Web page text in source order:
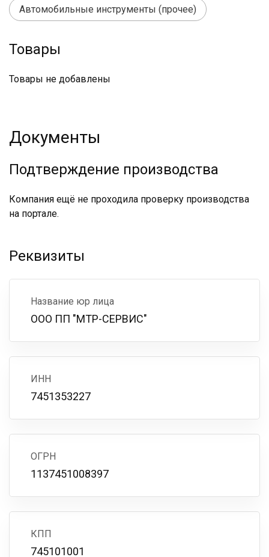
Автомобильные инструменты (прочее)
Товары
Товары не добавлены
Документы
Подтверждение производства
Компания ещё не проходила проверку производства
на портале.
Реквизиты
Название юр лица
ООО ПП "МТР-СЕРВИС"
ИНН
7451353227
ОГРН
1137451008397
КПП
745101001